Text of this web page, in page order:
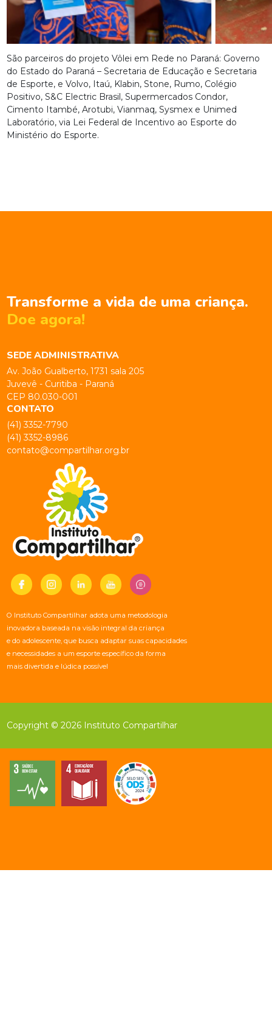
São parceiros do projeto Vôlei em Rede no Paraná: Governo
do Estado do Paraná – Secretaria de Educação e Secretaria
de Esporte, e Volvo, Itaú, Klabin, Stone, Rumo, Colégio
Positivo, S&C Electric Brasil, Supermercados Condor,
Cimento Itambé, Arotubi, Vianmaq, Sysmex e Unimed
Laboratório, via Lei Federal de Incentivo ao Esporte do
Ministério do Esporte.
Transforme a vida de uma criança.
Doe agora!
SEDE ADMINISTRATIVA
Av. João Gualberto, 1731 sala 205
Juvevê - Curitiba - Paraná
CEP 80.030-001
CONTATO
(41) 3352-7790
(41) 3352-8986
contato@compartilhar.org.br
O Instituto Compartilhar adota uma metodologia
inovadora baseada na visão integral da criança
e do adolescente, que busca adaptar suas capacidades
e necessidades a um esporte específico da forma
mais divertida e lúdica possível
Copyright © 2026 Instituto Compartilhar